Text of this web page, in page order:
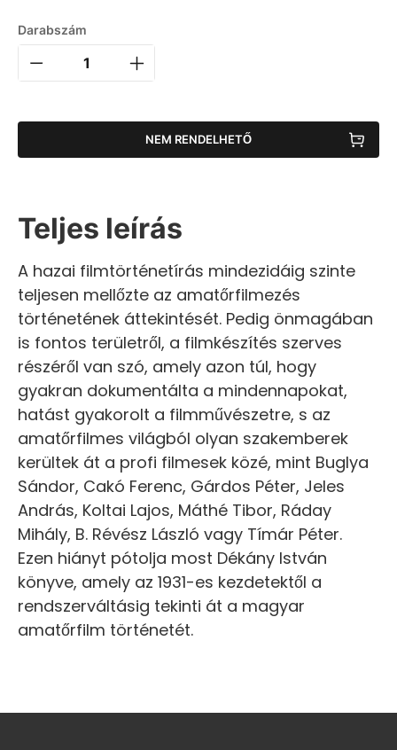
Darabszám
NEM RENDELHETŐ
Teljes leírás
A hazai filmtörténetírás mindezidáig szinte
teljesen mellőzte az amatőrfilmezés
történetének áttekintését. Pedig önmagában
is fontos területről, a filmkészítés szerves
részéről van szó, amely azon túl, hogy
gyakran dokumentálta a mindennapokat,
hatást gyakorolt a filmművészetre, s az
amatőrfilmes világból olyan szakemberek
kerültek át a profi filmesek közé, mint Buglya
Sándor, Cakó Ferenc, Gárdos Péter, Jeles
András, Koltai Lajos, Máthé Tibor, Ráday
Mihály, B. Révész László vagy Tímár Péter.
Ezen hiányt pótolja most Dékány István
könyve, amely az 1931-es kezdetektől a
rendszerváltásig tekinti át a magyar
amatőrfilm történetét.